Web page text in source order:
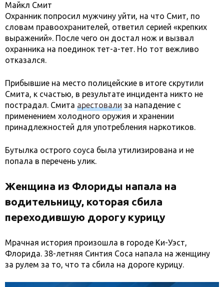
Майкл Смит
Охранник попросил мужчину уйти, на что Смит, по
словам правоохранителей, ответил серией «крепких
выражений». После чего он достал нож и вызвал
охранника на поединок тет-а-тет. Но тот вежливо
отказался.
Прибывшие на место полицейские в итоге скрутили
Смита, к счастью, в результате инцидента никто не
пострадал. Смита арестовали за нападение с
применением холодного оружия и хранении
принадлежностей для употребления наркотиков.
Бутылка острого соуса была утилизирована и не
попала в перечень улик.
Женщина из Флориды напала на
водительницу, которая сбила
переходившую дорогу курицу
Мрачная история произошла в городе Ки-Уэст,
Флорида. 38-летняя Синтия Соса напала на женщину
за рулем за то, что та сбила на дороге курицу.